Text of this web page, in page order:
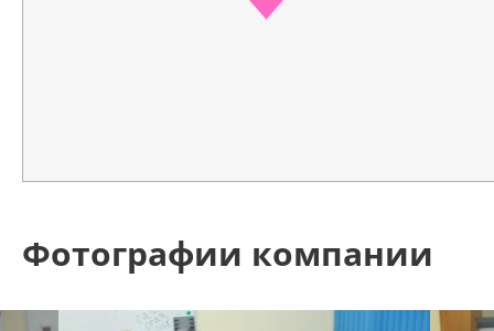
Фотографии компании